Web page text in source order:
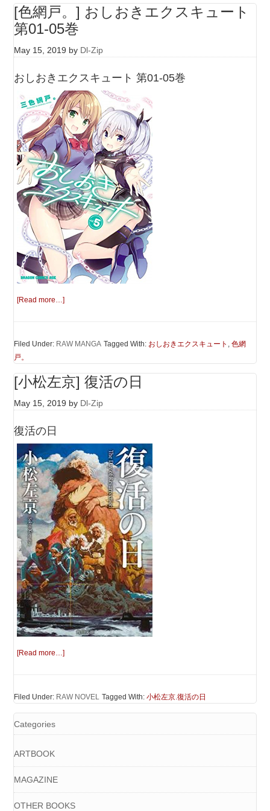
[色網戸。] おしおきエクスキュート
第01-05巻
May 15, 2019 by Dl-Zip
おしおきエクスキュート 第01-05巻
[Read more…]
Filed Under: RAW MANGA Tagged With: おしおきエクスキュート ,色網
戸。
[小松左京] 復活の日
May 15, 2019 by Dl-Zip
復活の日
[Read more…]
Filed Under: RAW NOVEL Tagged With:小松左京.復活の日
Categories
ARTBOOK
MAGAZINE
OTHER BOOKS